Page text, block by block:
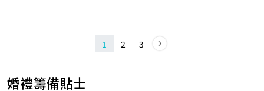
1 2 3
婚禮籌備貼士